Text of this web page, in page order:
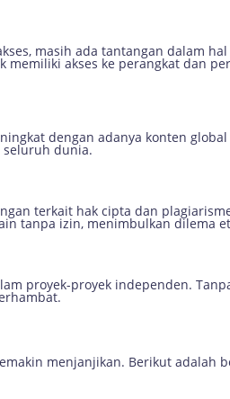
masih ada tantangan dalam
akses ke perangkat dan
dengan adanya konten
seluruh dunia.
terkait hak cipta dan
tanpa izin, menimbulkan dilema
proyek-proyek independen.
menjanjikan. Berikut adalah